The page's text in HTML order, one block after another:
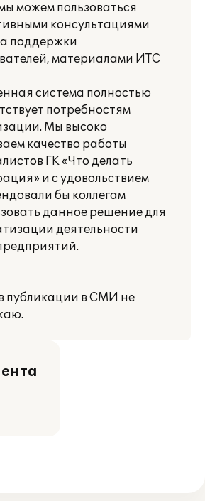
можем пользоваться
консультациями
поддержки
материалами ИТС
система полностью
потребностям
Мы высоко
качество работы
ГК «Что делать
и с удовольствием
бы коллегам
данное решение для
деятельности
публикации в СМИ не